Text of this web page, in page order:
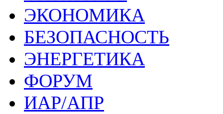
ЭКОНОМИКА
БЕЗОПАСНОСТЬ
ЭНЕРГЕТИКА
ФОРУМ
ИАР/АПР